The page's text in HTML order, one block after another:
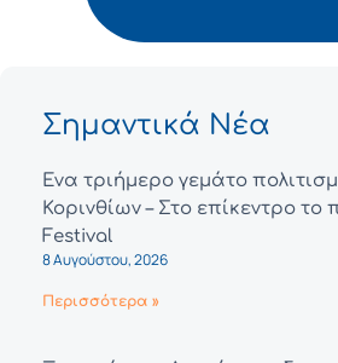
Σημαντικά Νέα
Ένα τριήμερο γεμάτο
Κορινθίων – Στο επίκεντρο
Festival
8 Αυγούστου, 2026
Περισσότερα »